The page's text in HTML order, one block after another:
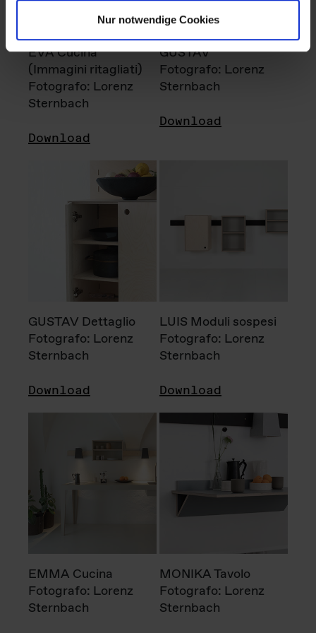
Nur notwendige Cookies
EVA Cucina
(Immagini ritagliati)
Fotografo: Lorenz
Sternbach
Download
GUSTAV
Fotografo: Lorenz
Sternbach
Download
GUSTAV Dettaglio
Fotografo: Lorenz
Sternbach
Download
LUIS Moduli sospesi
Fotografo: Lorenz
Sternbach
Download
EMMA Cucina
Fotografo: Lorenz
Sternbach
MONIKA Tavolo
Fotografo: Lorenz
Sternbach